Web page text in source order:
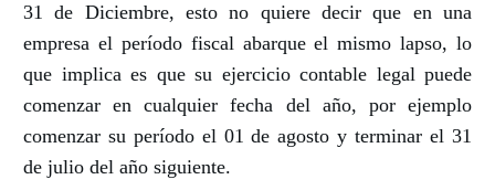
31 de Diciembre, esto no quiere decir que en una
empresa el período fiscal abarque el mismo lapso, lo
que implica es que su ejercicio contable legal puede
comenzar en cualquier fecha del año, por ejemplo
comenzar su período el 01 de agosto y terminar el 31
de julio del año siguiente.